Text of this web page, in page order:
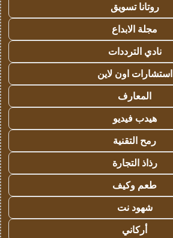
روتانا تسويق
مجلة الابداع
نادي الترددات
استشارات اون لاين
المعارف
هيدب فيديو
رمح التقنية
رذاذ التجارة
طعم وكيف
شهود نت
أركاني